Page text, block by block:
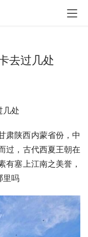
去过几处
几处
肃陕西内蒙省份，中
过，古代西夏王朝在
有塞上江南之美誉，
里吗